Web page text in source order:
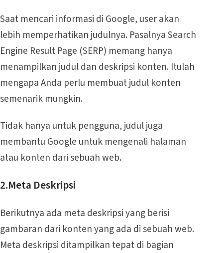
Saat mencari informasi di Google, user akan
lebih memperhatikan judulnya. Pasalnya Search
Engine Result Page (SERP) memang hanya
menampilkan judul dan deskripsi konten. Itulah
mengapa Anda perlu membuat judul konten
semenarik mungkin.
Tidak hanya untuk pengguna, judul juga
membantu Google untuk mengenali halaman
atau konten dari sebuah web.
2.Meta Deskripsi
Berikutnya ada meta deskripsi yang berisi
gambaran dari konten yang ada di sebuah web.
Meta deskripsi ditampilkan tepat di bagian